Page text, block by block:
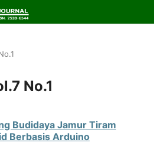
No.1
Budidaya Jamur Tiram
Berbasis Arduino